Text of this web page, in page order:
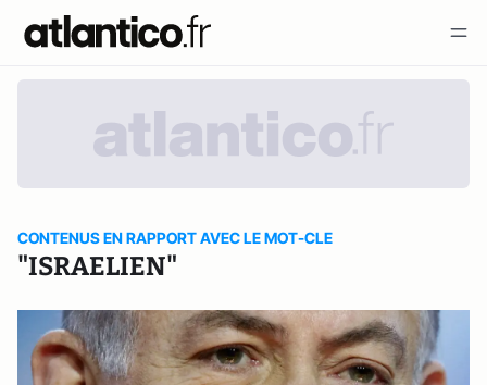
CONTENUS EN RAPPORT AVEC LE MOT-CLE
"ISRAELIEN"